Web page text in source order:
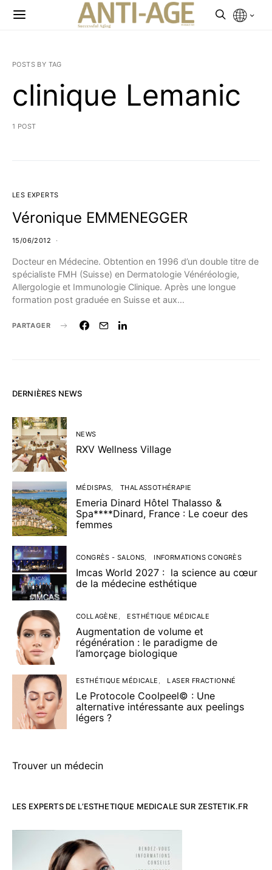
POSTS BY TAG
clinique Lemanic
1 POST
LES EXPERTS
Véronique EMMENEGGER
15/06/2012
Docteur en Médecine. Obtention en 1996 d’un double titre de
spécialiste FMH (Suisse) en Dermatologie Vénéréologie,
Allergologie et Immunologie Clinique. Après une longue
formation post graduée en Suisse et aux…
PARTAGER
DERNIÈRES NEWS
NEWS
RXV Wellness Village
MÉDISPAS THALASSOTHÉRAPIE
Emeria Dinard Hôtel Thalasso &
Spa****Dinard, France : Le coeur des
femmes
CONGRÈS - SALONS INFORMATIONS CONGRÈS
Imcas World 2027 : la science au cœur
de la médecine esthétique
COLLAGÈNE ESTHÉTIQUE MÉDICALE
Augmentation de volume et
régénération : le paradigme de
l’amorçage biologique
ESTHÉTIQUE MÉDICALE LASER FRACTIONNÉ
Le Protocole Coolpeel© : Une
alternative intéressante aux peelings
légers ?
Trouver un médecin
LES EXPERTS DE L’ESTHETIQUE MEDICALE SUR ZESTETIK.FR